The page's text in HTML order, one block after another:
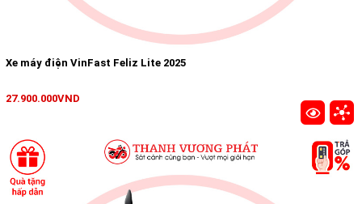
Xe máy điện VinFast Feliz Lite 2025
27.900.000VND